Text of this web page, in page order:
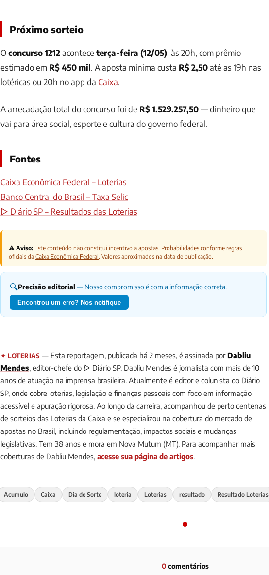
Próximo sorteio
Oconcurso 1212acontece terça-feira (12/05), às 20h, com prêmio
estimado em R$ 450 mil. A aposta mínima custa R$ 2,50até as 19h nas
lotéricas ou 20h no app da Caixa.
A arrecadação total do concurso foi de R$ 1.529.257,50— dinheiro que
vai para área social, esporte e cultura do governo federal.
Fontes
Caixa Econômica Federal – Loterias
Banco Central do Brasil – Taxa Selic
▷ Diário SP – Resultados das Loterias
⚠️ Aviso: Este conteúdo não constitui incentivo a apostas. Probabilidades conforme regras
oficiais da Caixa Econômica Federal. Valores aproximados na data de publicação.
🔍Precisão editorial — Nosso compromisso é com a informação correta.
Encontrou um erro? Nos notifique
✦ LOTERIAS — Esta reportagem, publicada há 2 meses, é assinada por Dabliu
Mendes, editor-chefe do ▷ Diário SP. Dabliu Mendes é jornalista com mais de 10
anos de atuação na imprensa brasileira. Atualmente é editor e colunista do Diário
SP, onde cobre loterias, legislação e finanças pessoais com foco em informação
acessível e apuração rigorosa. Ao longo da carreira, acompanhou de perto centenas
de sorteios das Loterias da Caixa e se especializou na cobertura do mercado de
apostas no Brasil, incluindo regulamentação, impactos sociais e mudanças
legislativas. Tem 38 anos e mora em Nova Mutum (MT). Para acompanhar mais
coberturas de Dabliu Mendes, acesse sua página de artigos.
Acumulo Caixa Dia de Sorte loteria Loterias resultado Resultado Loterias
0comentários